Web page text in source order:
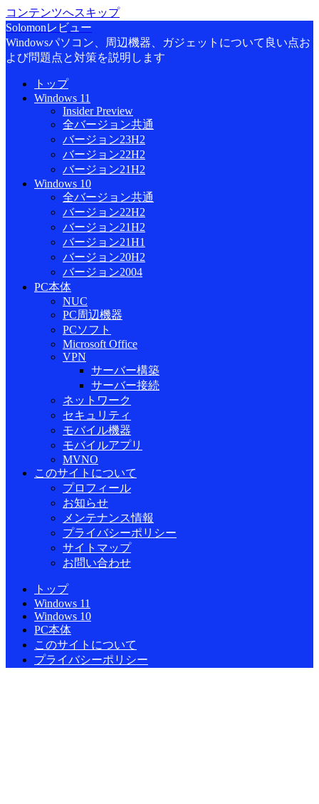
コンテンツへスキップ
Solomonレビュー
Windowsパソコン、周辺機器、ガジェットについて良い点お
よび問題点と対策を説明します
トップ
Windows 11
Insider Preview
全バージョン共通
バージョン23H2
バージョン22H2
バージョン21H2
Windows 10
全バージョン共通
バージョン22H2
バージョン21H2
バージョン21H1
バージョン20H2
バージョン2004
PC本体
NUC
PC周辺機器
PCソフト
Microsoft Office
VPN
サーバー構築
サーバー接続
ネットワーク
セキュリティ
モバイル機器
モバイルアプリ
MVNO
このサイトについて
プロフィール
お知らせ
メンテナンス情報
プライバシーポリシー
サイトマップ
お問い合わせ
トップ
Windows 11
Windows 10
PC本体
このサイトについて
プライバシーポリシー